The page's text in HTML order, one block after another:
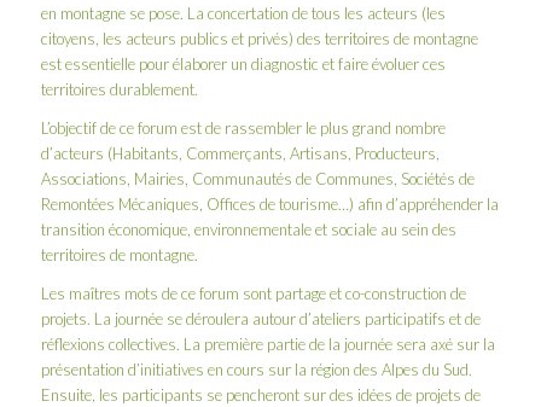
en montagne se pose. La concertation de tous les acteurs (les
citoyens, les acteurs publics et privés) des territoires de montagne
est essentielle pour élaborer un diagnostic et faire évoluer ces
territoires durablement.
L’objectif de ce forum est de rassembler le plus grand nombre
d’acteurs (Habitants, Commerçants, Artisans, Producteurs,
Associations, Mairies, Communautés de Communes, Sociétés de
Remontées Mécaniques, Offices de tourisme…) afin d’appréhender la
transition économique, environnementale et sociale au sein des
territoires de montagne.
Les maîtres mots de ce forum sont partage et co-construction de
projets. La journée se déroulera autour d’ateliers participatifs et de
réflexions collectives. La première partie de la journée sera axé sur la
présentation d’initiatives en cours sur la région des Alpes du Sud.
Ensuite, les participants se pencheront sur des idées de projets de